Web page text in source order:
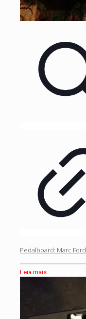
Pedalboard: Marc Ford
Leia mais